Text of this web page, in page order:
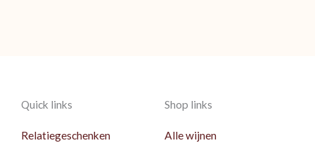
Quick links
Relatiegeschenken
Shop links
Alle wijnen